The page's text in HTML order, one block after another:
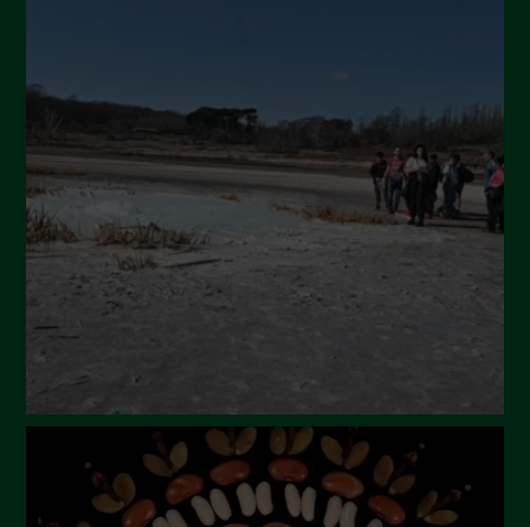
Settembre 2024
Luglio 2024
Maggio 2024
Aprile 2024
Marzo 2024
Febbraio 2024
Ottobre 2023
Settembre 2023